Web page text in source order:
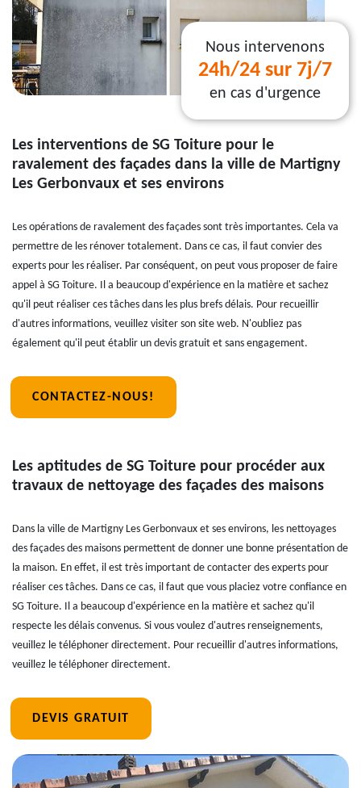
Nous intervenons
24h/24 sur 7j/7
en cas d'urgence
Les interventions de SG Toiture pour le
ravalement des façades dans la ville de Martigny
Les Gerbonvaux et ses environs
Les opérations de ravalement des façades sont très importantes. Cela va
permettre de les rénover totalement. Dans ce cas, il faut convier des
experts pour les réaliser. Par conséquent, on peut vous proposer de faire
appel à SG Toiture. Il a beaucoup d'expérience en la matière et sachez
qu'il peut réaliser ces tâches dans les plus brefs délais. Pour recueillir
d'autres informations, veuillez visiter son site web. N'oubliez pas
également qu'il peut établir un devis gratuit et sans engagement.
CONTACTEZ-NOUS!
Les aptitudes de SG Toiture pour procéder aux
travaux de nettoyage des façades des maisons
Dans la ville de Martigny Les Gerbonvaux et ses environs, les nettoyages
des façades des maisons permettent de donner une bonne présentation de
la maison. En effet, il est très important de contacter des experts pour
réaliser ces tâches. Dans ce cas, il faut que vous placiez votre confiance en
SG Toiture. Il a beaucoup d'expérience en la matière et sachez qu'il
respecte les délais convenus. Si vous voulez d'autres renseignements,
veuillez le téléphoner directement. Pour recueillir d'autres informations,
veuillez le téléphoner directement.
DEVIS GRATUIT